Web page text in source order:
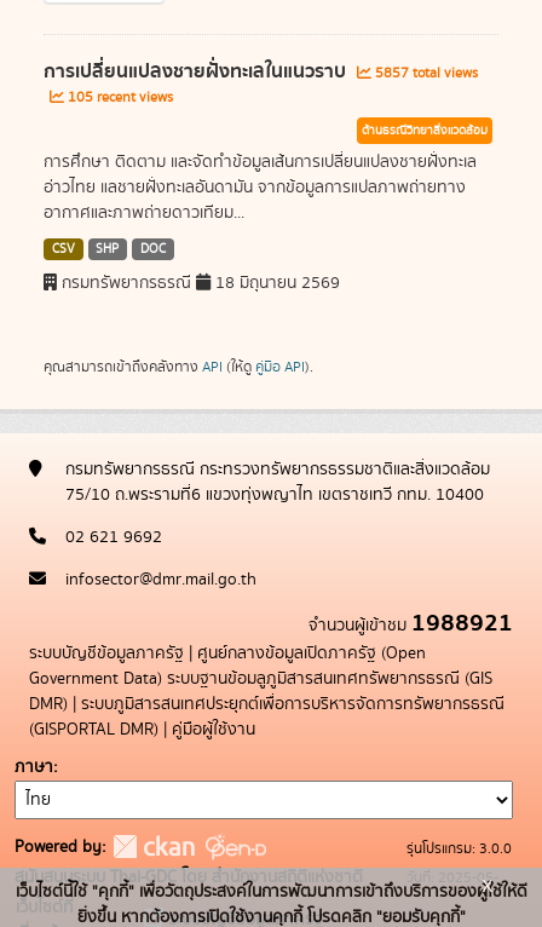
การเปลี่ยนแปลงชายฝั่งทะเลในแนวราบ
5857 total views
105 recent views
ด้านธรณีวิทยาสิ่งแวดล้อม
การศึกษา ติดตาม และจัดทำข้อมูลเส้นการเปลี่ยนแปลงชายฝั่งทะเล
อ่าวไทย แลชายฝั่งทะเลอันดามัน จากข้อมูลการแปลภาพถ่ายทาง
อากาศและภาพถ่ายดาวเทียม...
CSV SHP DOC
กรมทรัพยากรธรณี 18 มิถุนายน 2569
คุณสามารถเข้าถึงคลังทาง API (ให้ดู คู่มือ API).
กรมทรัพยากรธรณี กระทรวงทรัพยากรธรรมชาติและสิ่งแวดล้อม
75/10 ถ.พระรามที่6 แขวงทุ่งพญาไท เขตราชเทวี กทม. 10400
02 621 9692
infosector@dmr.mail.go.th
จำนวนผู้เข้าชม 1988921
ระบบบัญชีข้อมูลภาครัฐ | ศูนย์กลางข้อมูลเปิดภาครัฐ (Open
Government Data) ระบบฐานข้อมลูภูมิสารสนเทศทรัพยากรธรณี (GIS
DMR) | ระบบภูมิสารสนเทศประยุกต์เพื่อการบริหารจัดการทรัพยากรธรณี
(GISPORTAL DMR) | คู่มือผู้ใช้งาน
ภาษา
Powered by:
สนับสนุนระบบ Thai-GDC โดย สำนักงานสถิติแห่งชาติ
เว็บไซต์ที่
ระบบบัญชีข้อมูลภาครัฐ
รุ่นโปรแกรม: 3.0.0
วันที่: 2025-05-
19
เว็บไซต์นี้ใช้ "คุกกี้" เพื่อวัตถุประสงค์ในการพัฒนาการเข้าถึงบริการของผู้ใช้ให้ดี
ยิ่งขึ้น หากต้องการเปิดใช้งานคุกกี้ โปรดคลิก "ยอมรับคุกกี้"
x